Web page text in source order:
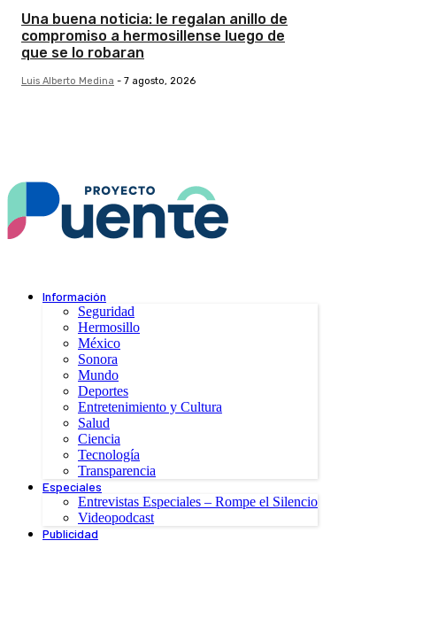
Una buena noticia: le regalan anillo de
compromiso a hermosillense luego de
que se lo robaran
Luis Alberto Medina - 7 agosto, 2026
Información
Seguridad
Hermosillo
México
Sonora
Mundo
Deportes
Entretenimiento y Cultura
Salud
Ciencia
Tecnología
Transparencia
Especiales
Entrevistas Especiales – Rompe el Silencio
Videopodcast
Publicidad